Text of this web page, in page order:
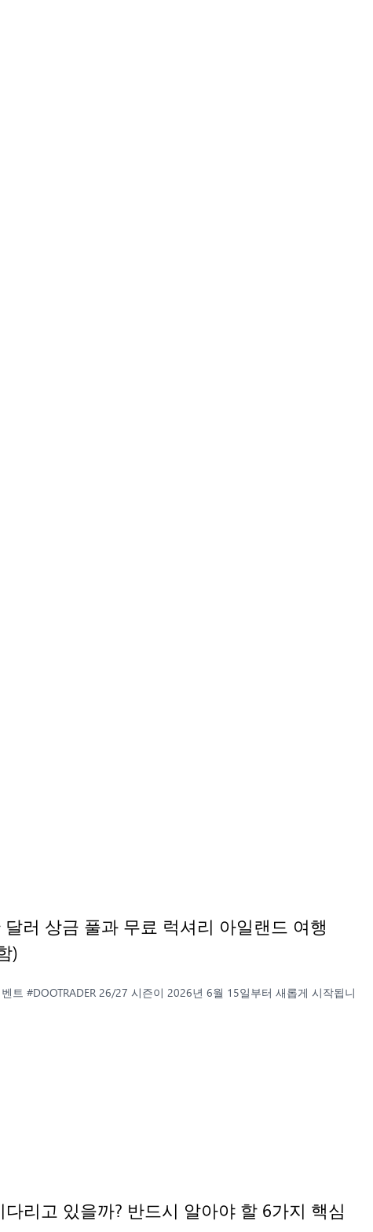
러 상금 풀과 무료 럭셔리 아일랜드 여행
)
트 #DOOTRADER 26/27 시즌이 2026년 6월 15일부터 새롭게 시작됩니
리고 있을까? 반드시 알아야 할 6가지 핵심